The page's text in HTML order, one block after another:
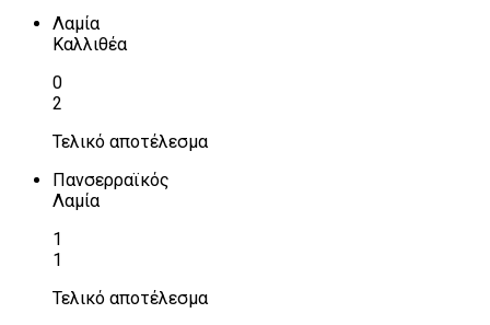
Λαμία
Καλλιθέα
0
2
Τελικό αποτέλεσμα
Πανσερραϊκός
Λαμία
1
1
Τελικό αποτέλεσμα